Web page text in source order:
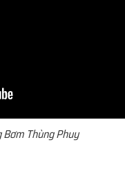
Bơm Thùng Phuy